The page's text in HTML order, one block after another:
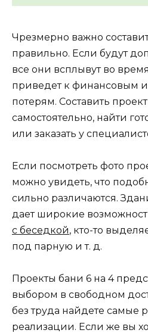
Чрезмерно важно
правильно. Если будут
все они всплывут во
приведет к финансовым
потерям. Составить
самостоятельно, найти
или заказать у
Если посмотреть фото
можно увидеть, что
сильно различаются.
дает широкие
с беседкой, кто-то
под парную и т. д.
Проекты бани 6 на 4
выбором в свободном
без труда найдете самые
реализации. Если же вы